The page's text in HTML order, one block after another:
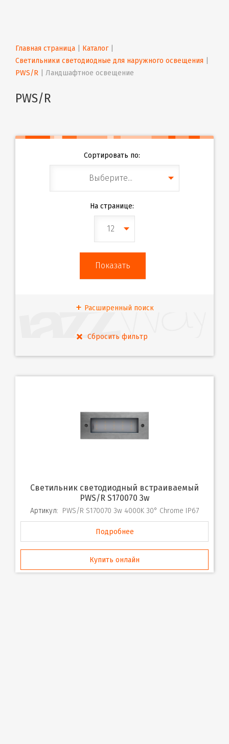
Главная страница Каталог |
Светильники светодиодные для наружного освещения
PWS/R
Ландшафтное освещение
PWS/R
Сортировать по:
Выберите...
На странице:
12
Расширенный поиск
Светильник светодиодный встраиваемый
PWS/R S170070 3w
Артикул: PWS/R S170070 3w 4000K 30° Chrome IP67
Подробнее
Купить онлайн